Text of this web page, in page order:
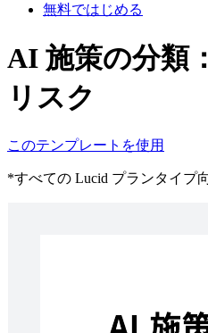
無料ではじめる
AI 施策の分類
リスク
このテンプレートを使用
*すべての Lucid プランタイプ